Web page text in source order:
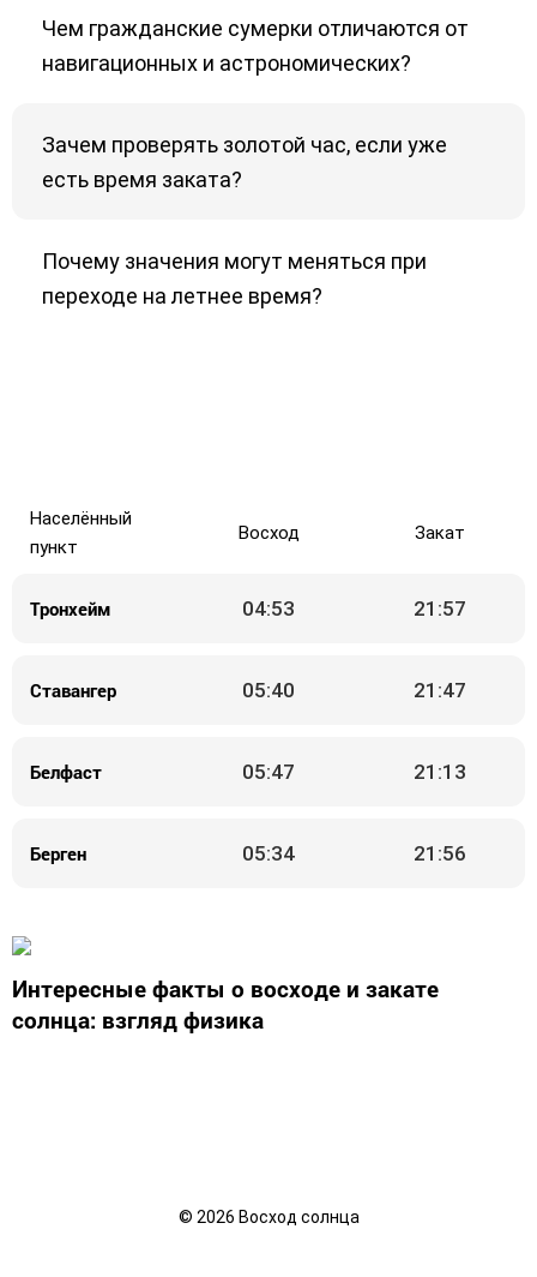
Чем гражданские сумерки отличаются от
навигационных и астрономических?
Зачем проверять золотой час, если уже
есть время заката?
Почему значения могут меняться при
переходе на летнее время?
Населённый
пункт
Восход Закат
Тронхейм 04:53 21:57
Ставангер 05:40 21:47
Белфаст 05:47 21:13
Берген 05:34 21:56
Интересные факты о восходе и закате
солнца: взгляд физика
© 2026 Восход солнца